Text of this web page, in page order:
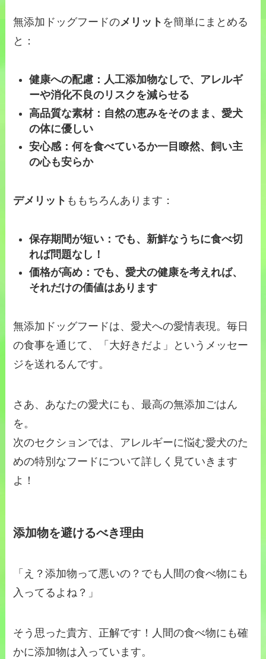
無添加ドッグフードのメリット を簡単にまとめる
と：
健康への配慮：人工添加物なしで、アレルギ
ーや消化不良のリスクを減らせる
高品質な素材：自然の恵みをそのまま、愛犬
の体に優しい
安心感：何を食べているか一目瞭然、飼い主
の心も安らか
デメリット ももちろんあります：
保存期間が短い：でも、新鮮なうちに食べ切
れば問題なし！
価格が高め：でも、愛犬の健康を考えれば、
それだけの価値はあります
無添加ドッグフードは、愛犬への愛情表現。毎日
の食事を通じて、「大好きだよ」というメッセー
ジを送れるんです。
さあ、あなたの愛犬にも、最高の無添加ごはん
を。
次のセクションでは、アレルギーに悩む愛犬のた
めの特別なフードについて詳しく見ていきます
よ！
添加物を避けるべき理由
「え？添加物って悪いの？でも人間の食べ物にも
入ってるよね？」
そう思った貴方、正解です！人間の食べ物にも確
かに添加物は入っています。